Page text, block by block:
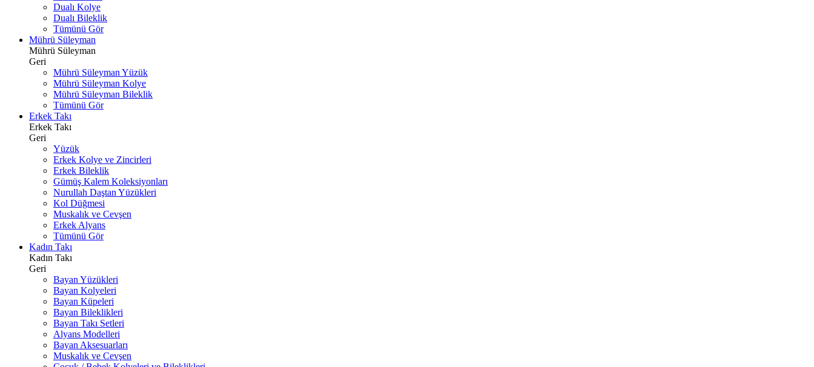
Dualı Kolye
Dualı Bileklik
Tümünü Gör
Mührü Süleyman
Mührü Süleyman
Geri
Mührü Süleyman Yüzük
Mührü Süleyman Kolye
Mührü Süleyman Bileklik
Tümünü Gör
Erkek Takı
Erkek Takı
Geri
Yüzük
Erkek Kolye ve Zincirleri
Erkek Bileklik
Gümüş Kalem Koleksiyonları
Nurullah Daştan Yüzükleri
Kol Düğmesi
Muskalık ve Cevşen
Erkek Alyans
Tümünü Gör
Kadın Takı
Kadın Takı
Geri
Bayan Yüzükleri
Bayan Kolyeleri
Bayan Küpeleri
Bayan Bileklikleri
Bayan Takı Setleri
Alyans Modelleri
Bayan Aksesuarları
Muskalık ve Cevşen